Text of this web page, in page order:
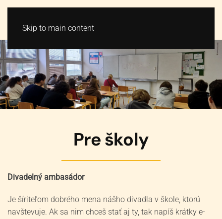
Skip to main content
Pre školy
Divadelný ambasádor
Je šíriteľom dobrého mena nášho divadla v škole, ktorú
navštevuje. Ak sa nim chceš stať aj ty, tak napíš krátky e-